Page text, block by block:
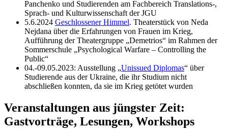
Panchenko und Studierenden am Fachbereich Translations-,
Sprach- und Kulturwissenschaft der JGU
5.6.2024 Geschlossener Himmel. Theaterstück von Neda
Nejdana über die Erfahrungen von Frauen im Krieg,
Aufführung der Theatergruppe „Demetrios“ im Rahmen der
Sommerschule „Psychological Warfare – Controlling the
Public“
04.-09.05.2023: Ausstellung „Unissued Diplomas“ über
Studierende aus der Ukraine, die ihr Studium nicht
abschließen konnten, da sie im Krieg getötet wurden
Veranstaltungen aus jüngster Zeit:
Gastvorträge, Lesungen, Workshops